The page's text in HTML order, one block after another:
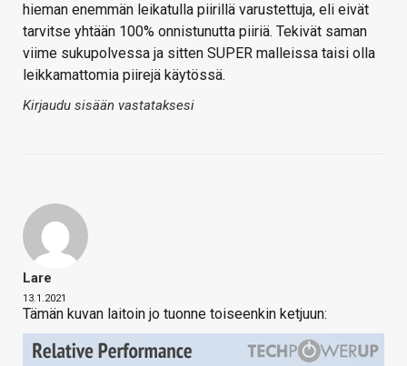
hieman enemmän leikatulla piirillä varustettuja, eli eivät
tarvitse yhtään 100% onnistunutta piiriä. Tekivät saman
viime sukupolvessa ja sitten SUPER malleissa taisi olla
leikkamattomia piirejä käytössä.
Kirjaudu sisään vastataksesi
Lare
13.1.2021
Tämän kuvan laitoin jo tuonne toiseenkin ketjuun: